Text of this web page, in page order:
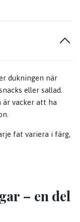
dukningen när
eller sallad.
är vacker att ha
fat variera i färg,
– en del